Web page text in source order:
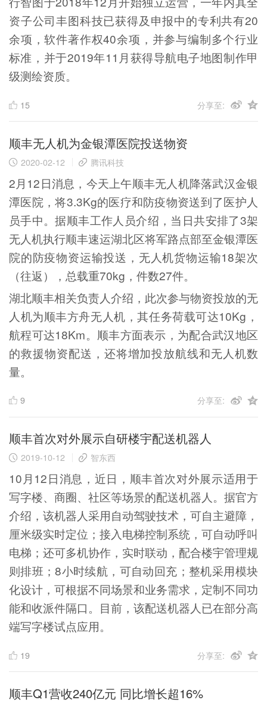
资子公司丰图科技已获得及申报中的专利共有20
余项，软件著作权40余项，并参与编制多个行业
标准，并于2019年11月获得导航电子地图制作甲
级测绘资质。
15 分享至:
顺丰无人机为金银潭医院投送物资
2020-02-12 腾讯科技
2月12日消息，今天上午顺丰无人机降落武汉金银
潭医院，将3.3Kg的医疗和防疫物资送到了医护人
员手中。据顺丰工作人员介绍，当日共安排了3架
无人机执行顺丰速运湖北区将军路点部至金银潭医
院的防疫物资运输投送，无人机货物运输18架次
（往返），总载重70kg，件数27件。
湖北顺丰相关负责人介绍，此次参与物资投放的无
人机为顺丰方舟无人机，其任务荷载可达10Kg，
航程可达18Km。顺丰方面表示，为配合武汉地区
的救援物资配送，还将增加投放航线和无人机数
量。
9 分享至:
顺丰首次对外展示自研楼宇配送机器人
2019-10-12 智东西
10月12日消息，近日，顺丰首次对外展示适用于
写字楼、商圈、社区等场景的配送机器人。据官方
介绍，该机器人采用自动驾驶技术，可自主避障，
厘米级实时定位；接入电梯控制系统，可自动呼叫
电梯；还可多机协作，实时联动，配合楼宇管理规
则排班；8小时续航，可自动回充；整机采用模块
化设计，可根据不同场景和业务需求，定制不同功
能和收派件隔口。目前，该配送机器人已在部分高
端写字楼试点应用。
19 分享至:
顺丰Q1营收240亿元 同比增长超16%